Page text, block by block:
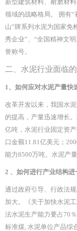
新型建筑材料、耐磨材
领域的战略格局。 拥有
山”牌系列水泥为国家免
秀企业”、“全国精神文
誉称号。
二、 水泥行业面临
1、如何应对水泥产量快
改革开发以来，我国水
的提高，产量迅速增长
亿吨，水泥行业固定资
口金额11.81亿美元；
能力8500万吨。水泥产
2 、如何进行产业结构进
通过政府引导、行政法
加大。《关于加快水泥
法水泥生产能力要占70
标准煤, 水泥单位产品综